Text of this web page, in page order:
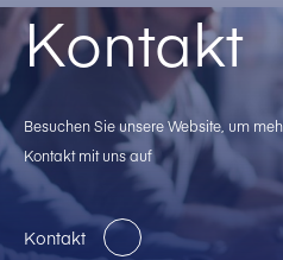
Kontakt
Besuchen Sie unsere Website, um
Kontakt mit uns auf
Kontakt